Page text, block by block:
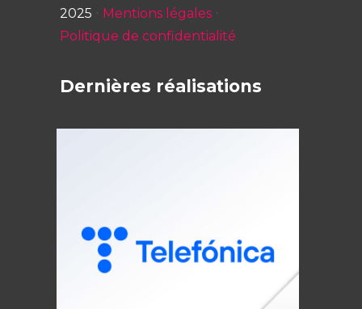
2025
Mentions légales
Politique de confidentialité
Dernières réalisations